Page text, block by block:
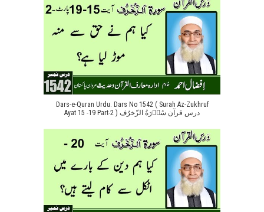
Dars-e-Quran Urdu. Dars No 1542 ( Surah Az-Zukhruf
Ayat 15 -19 Part-2 ) درس قرآن سُوۡرَةُ الزّخرُف